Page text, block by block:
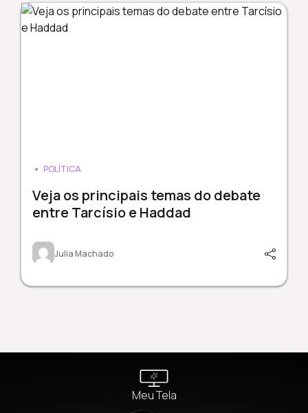
POLÍTICA
Veja os principais temas do debate
entre Tarcísio e Haddad
Julia Machado
Meu Tela